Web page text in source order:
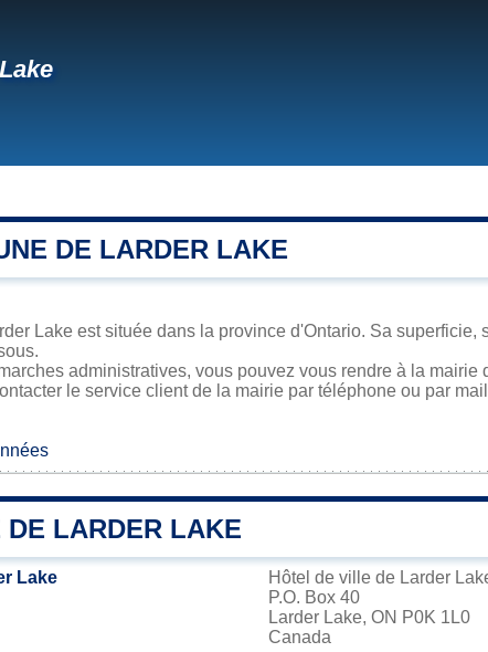
DE LARDER LAKE
Lake est située dans la province d'Ontario. Sa
administratives, vous pouvez vous rendre à la
le service client de la mairie par téléphone ou par
DE LARDER LAKE
Lake
Hôtel de ville de Larder
P.O. Box 40
Larder Lake, ON P0K 1L0
Canada